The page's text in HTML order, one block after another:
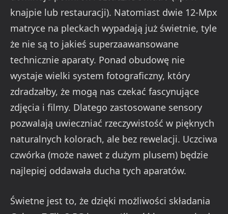
knajpie lub restauracji). Natomiast dwie 12-Mpx
matryce na pleckach wypadają już świetnie, tyle
że nie są to jakieś superzaawansowane
technicznie aparaty. Ponad obudowę nie
wystaje wielki system fotograficzny, który
zdradzałby, że mogą nas czekać fascynujące
zdjęcia i filmy. Dlatego zastosowane sensory
pozwalają uwieczniać rzeczywistość w pięknych
naturalnych kolorach, ale bez rewelacji. Uczciwa
czwórka (może nawet z dużym plusem) będzie
najlepiej oddawała ducha tych aparatów.
Świetne jest to, że dzięki możliwości składania